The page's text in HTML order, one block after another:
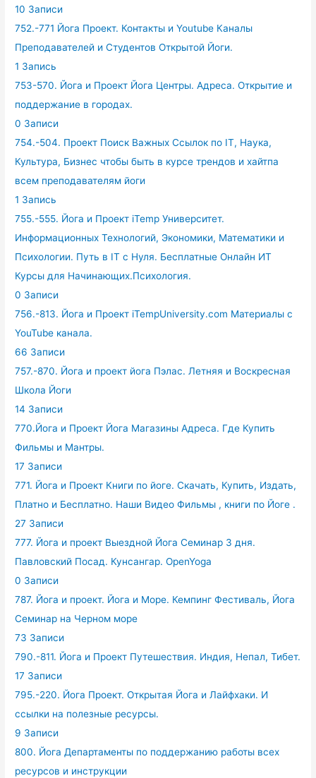
10 Записи
752.-771 Йога Проект. Контакты и Youtube Каналы
Преподавателей и Студентов Открытой Йоги.
1 Запись
753-570. Йога и Проект Йога Центры. Адреса. Открытие и
поддержание в городах.
0 Записи
754.-504. Проект Поиск Важных Ссылок по IT, Наука,
Культура, Бизнес чтобы быть в курсе трендов и хайтпа
всем преподавателям йоги
1 Запись
755.-555. Йога и Проект iTemp Университет.
Информационных Технологий, Экономики, Математики и
Психологии. Путь в IT с Нуля. Бесплатные Онлайн ИТ
Курсы для Начинающих.Психология.
0 Записи
756.-813. Йога и Проект iTempUniversity.com Материалы с
YouTube канала.
66 Записи
757.-870. Йога и проект йога Пэлас. Летняя и Воскресная
Школа Йоги
14 Записи
770.Йога и Проект Йога Магазины Адреса. Где Купить
Фильмы и Мантры.
17 Записи
771. Йога и Проект Книги по йоге. Скачать, Купить, Издать,
Платно и Бесплатно. Наши Видео Фильмы , книги по Йоге .
27 Записи
777. Йога и проект Выездной Йога Семинар 3 дня.
Павловский Посад. Кунсангар. OpenYoga
0 Записи
787. Йога и проект. Йога и Море. Кемпинг Фестиваль, Йога
Семинар на Черном море
73 Записи
790.-811. Йога и Проект Путешествия. Индия, Непал, Тибет.
17 Записи
795.-220. Йога Проект. Открытая Йога и Лайфхаки. И
ссылки на полезные ресурсы.
9 Записи
800. Йога Департаменты по поддержанию работы всех
ресурсов и инструкции